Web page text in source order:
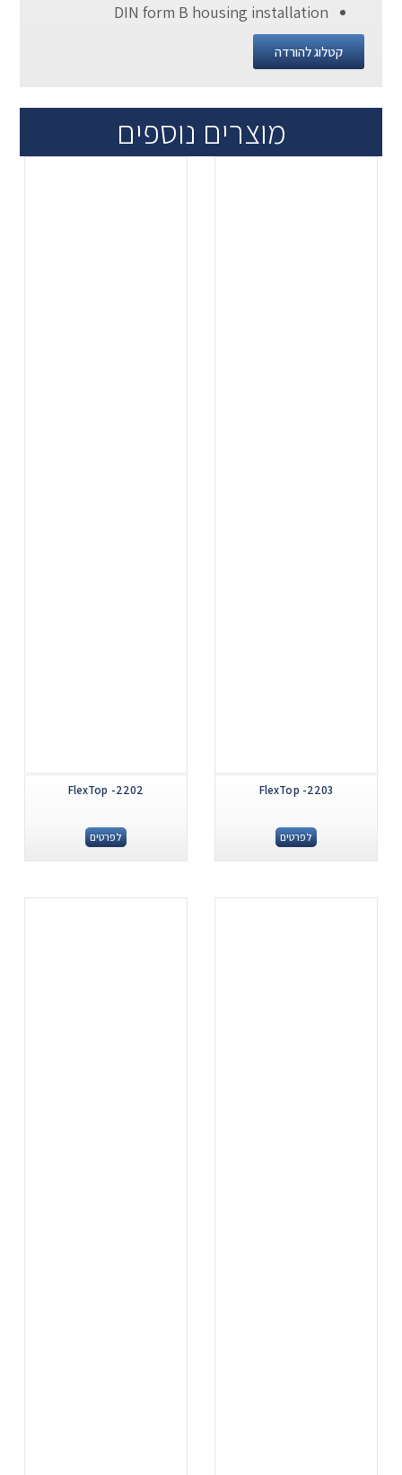
DIN form B housing installation
קטלוג להורדה
מוצרים נוספים
FlexTop -2203
לפרטים
FlexTop -2202
לפרטים